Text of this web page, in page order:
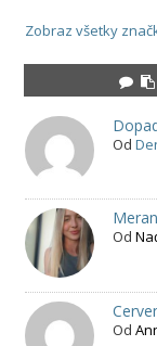
Zobraz všetky
Od
Od
Od